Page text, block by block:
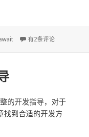
C#中的async/await关
有2条评论
的开发指导，对于
找到合适的开发方